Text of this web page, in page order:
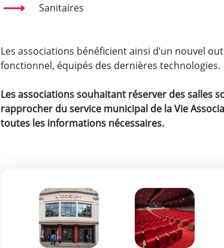
Sanitaires
Les associations bénéficient ainsi d’un nouvel
fonctionnel, équipés des dernières technologies.
Les associations souhaitant réserver des salles
rapprocher du service municipal de la Vie
toutes les informations nécessaires.
Zoom de l'image Zoom de l'image